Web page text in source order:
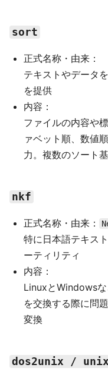
sort
正式名称・由来：
テキストやデータ
を提供
内容：
ファイルの内容や
ァベット順、数値
力。複数のソート
nkf
正式名称・由来：
特に日本語テキス
ーティリティ
内容：
LinuxとWindows
を交換する際に問
変換
dos2unix /